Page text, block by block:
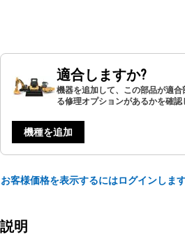
適合しますか?
機器を追加して、この部品が適
る修理オプションがあるかを確認
機種を追加
お客様価格を表示するにはログインしま
説明